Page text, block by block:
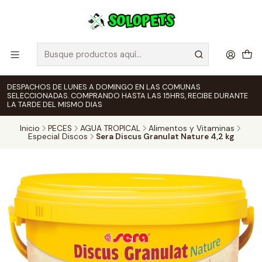
DESPACHOS DE LUNES A DOMINGO EN LAS COMUNAS
SELECCIONADAS. COMPRANDO HASTA LAS 15HRS, RECIBE DURANTE
LA TARDE DEL MISMO DIAS
Inicio PECES AGUA TROPICAL
Alimentos y Vitaminas
Especial Discos
Sera Discus Granulat Nature 4,2 kg